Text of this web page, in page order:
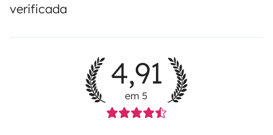
verificada
4,91
em 5